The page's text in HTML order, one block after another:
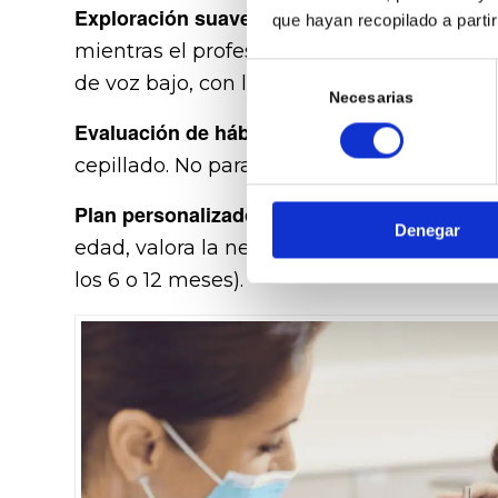
que hayan recopilado a
consentimiento
Necesarias
Denegar
Exploración suave.
En muchos casos, el
mientras el profesional realiza un
de voz bajo, con lenguaje adaptado y sin
Evaluación de hábitos.
El especialista
cepillado. No para juzgar, sino para
Plan personalizado.
edad, valora la necesidad de flúor tópico
los 6 o 12 meses).